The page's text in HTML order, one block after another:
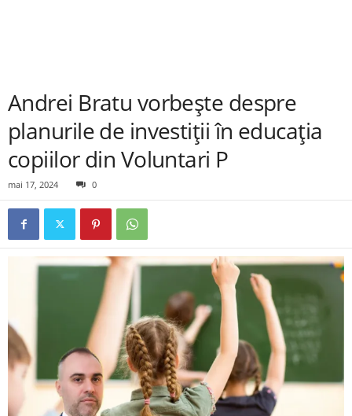
Andrei Bratu vorbește despre
planurile de investiții în educația
copiilor din Voluntari P
mai 17, 2024 0